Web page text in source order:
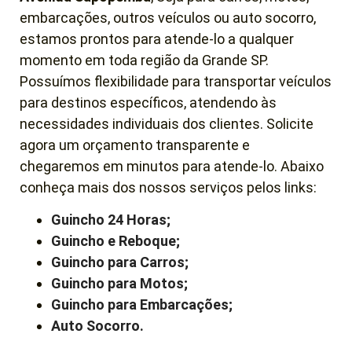
embarcações, outros veículos ou auto socorro,
estamos prontos para atende-lo a qualquer
momento em toda região da Grande SP.
Possuímos flexibilidade para transportar veículos
para destinos específicos, atendendo às
necessidades individuais dos clientes. Solicite
agora um orçamento transparente e
chegaremos em minutos para atende-lo. Abaixo
conheça mais dos nossos serviços pelos links:
Guincho 24 Horas;
Guincho e Reboque;
Guincho para Carros;
Guincho para Motos;
Guincho para Embarcações;
Auto Socorro.